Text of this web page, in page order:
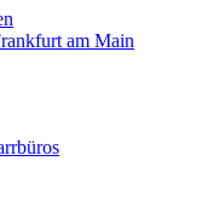
am Main